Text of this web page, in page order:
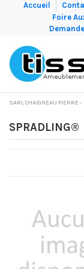
Accueil
Foire
SARL CHAIGNEAU
SPRADLING®